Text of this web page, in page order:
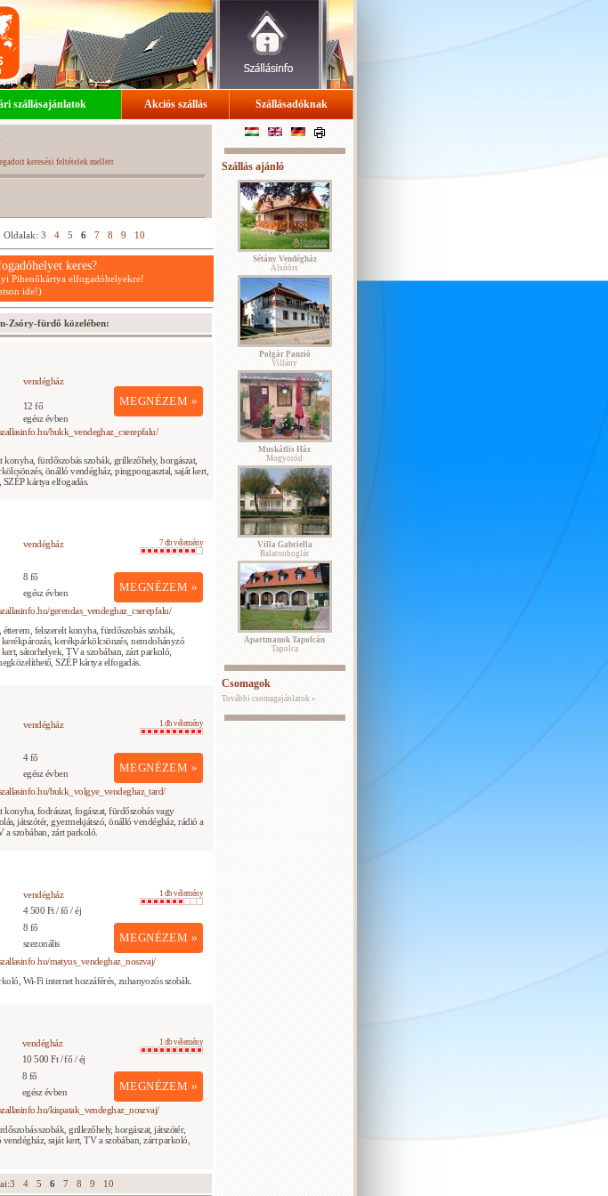
szállásajánlatok Akciós szállás Szállásadóknak
keresési feltételek mellett
Oldalak: 3 4 5 6 7 8 9 10
keres?
Pihenőkártya elfogadóhelyekre!
ide!)
Zsóry-fürdő közelében:
vendégház
MEGNÉZEM »
12 fő
egész évben
bukk_vendeghaz_cserepfalu/
konyha, fürdőszobás szobák, grillezőhely, horgászat,
önálló vendégház, pingpongasztal, saját kert,
kártya elfogadás.
vendégház 7 db vélemény
MEGNÉZEM »
8 fő
egész évben
gerendas_vendeghaz_cserepfalu/
felszerelt konyha, fürdőszobás szobák,
kerékpárkölcsönzés, nemdohányzó
sátorhelyek, TV a szobában, zárt parkoló,
SZÉP kártya elfogadás.
vendégház 1 db vélemény
MEGNÉZEM »
4 fő
egész évben
bukk_volgye_vendeghaz_tard/
konyha, fodrászat, fogászat, fürdőszobás vagy
játszótér, gyermekjátszó, önálló vendégház, rádió a
a szobában, zárt parkoló.
vendégház 1 db vélemény
MEGNÉZEM »
4 500 Ft / fő / éj
8 fő
szezonális
matyus_vendeghaz_noszvaj/
Wi-Fi internet hozzáférés, zuhanyozós szobák.
vendégház 1 db vélemény
MEGNÉZEM »
10 500 Ft / fő / éj
8 fő
egész évben
kispatak_vendeghaz_noszvaj/
szobák, grillezőhely, horgászat, játszótér,
saját kert, TV a szobában, zárt parkoló,
3 4 5 6 7 8 9 10
Szállás ajánló
Sétány Vendégház
Alsóörs
Polgár Panzió
Villány
Muskátlis Ház
Mogyoród
Villa Gabriella
Balatonboglár
Apartmanok Tapolcán
Tapolca
Csomagok
További csomagajánlatok »